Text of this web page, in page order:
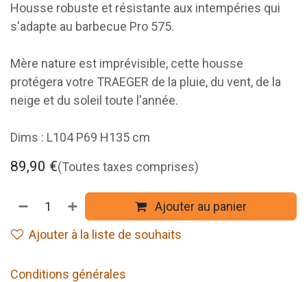
Housse robuste et résistante aux intempéries qui
s'adapte au barbecue Pro 575.
Mère nature est imprévisible, cette housse
protégera votre TRAEGER de la pluie, du vent, de la
neige et du soleil toute l'année.
Dims : L104 P69 H135 cm
89,90 €(Toutes taxes comprises)
Ajouter au panier
Ajouter à la liste de souhaits
Conditions générales